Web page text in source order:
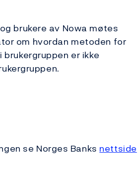
brukere av Nowa møtes
om hvordan metoden for
er ikke
se Norges Banks nettside